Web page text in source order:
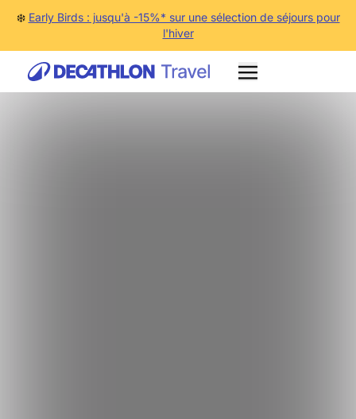
❄️ Early Birds : jusqu'à -15%* sur une sélection de séjours pour
l'hiver